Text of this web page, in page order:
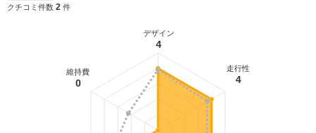
クチコミ件数 2 件
デザイン
4
走行性
4
維持費
0